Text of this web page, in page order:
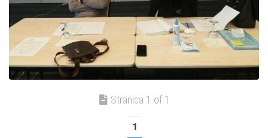
Stranica 1 of 1
1